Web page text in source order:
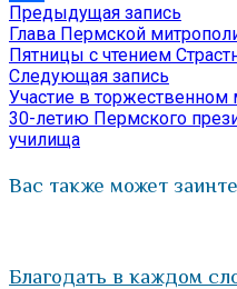
Отправить
Навигация
по
записям
Предыдущая запись
Глава Пермской
Пятницы с чтением
Следующая запись
запись:
Участие в
30-летию Пермского
училища
Вас также может
Благодать в каждом